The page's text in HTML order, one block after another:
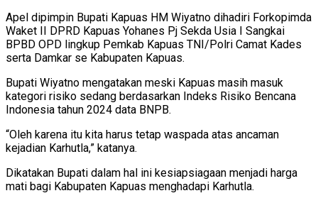
Apel dipimpin Bupati Kapuas HM Wiyatno dihadiri Forkopimda
Waket II DPRD Kapuas Yohanes Pj Sekda Usia I Sangkai
BPBD OPD lingkup Pemkab Kapuas TNI/Polri Camat Kades
serta Damkar se Kabupaten Kapuas.
Bupati Wiyatno mengatakan meski Kapuas masih masuk
kategori risiko sedang berdasarkan Indeks Risiko Bencana
Indonesia tahun 2024 data BNPB.
“Oleh karena itu kita harus tetap waspada atas ancaman
kejadian Karhutla,” katanya.
Dikatakan Bupati dalam hal ini kesiapsiagaan menjadi harga
mati bagi Kabupaten Kapuas menghadapi Karhutla.